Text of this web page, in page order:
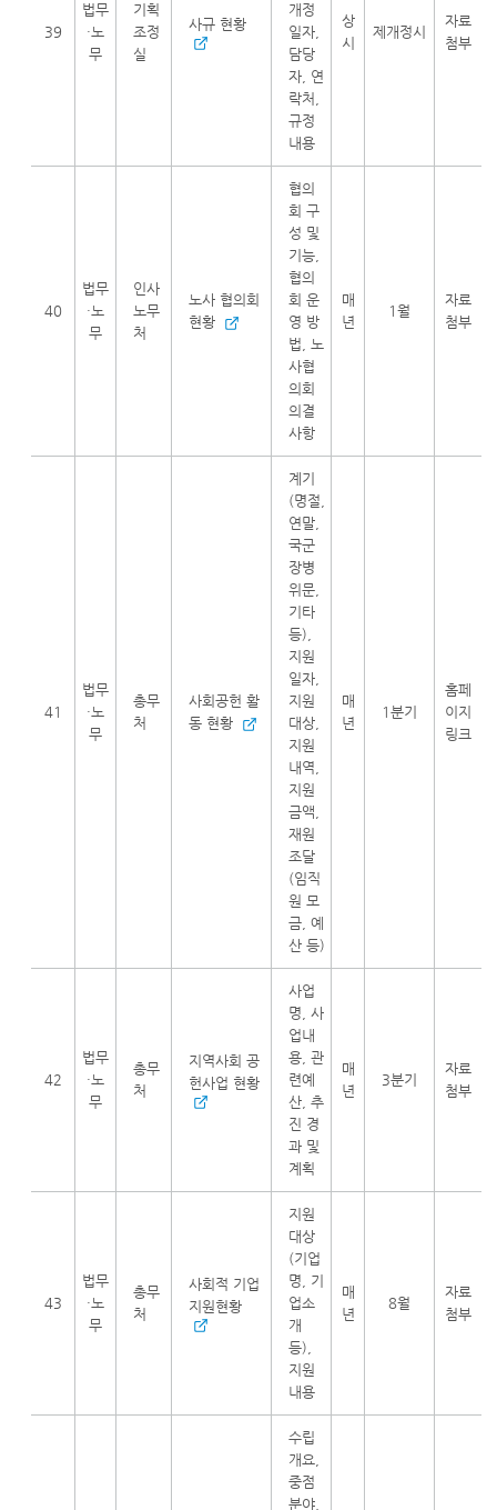
39
법무
·노
무
기획
조정
실
사규 현황
개정
일자,
담당
자, 연
락처,
규정
내용
상
시
제개정시
자료
첨부
40
법무
·노
무
인사
노무
처
노사 협의회
현황
협의
회 구
성 및
기능,
협의
회 운
영 방
법, 노
사협
의회
의결
사항
매
년
1월
자료
첨부
41
법무
·노
무
총무
처
사회공헌 활
동 현황
계기
(명절,
연말,
국군
장병
위문,
기타
등),
지원
일자,
지원
대상,
지원
내역,
지원
금액,
재원
조달
(임직
원 모
금, 예
산 등)
매
년
1분기
홈페
이지
링크
42
법무
·노
무
총무
처
지역사회 공
헌사업 현황
사업
명, 사
업내
용, 관
련예
산, 추
진 경
과 및
계획
매
년
3분기
자료
첨부
43
법무
·노
무
총무
처
사회적 기업
지원현황
지원
대상
(기업
명, 기
업소
개
등),
지원
내용
매
년
8월
자료
첨부
수립
개요,
중점
분야,